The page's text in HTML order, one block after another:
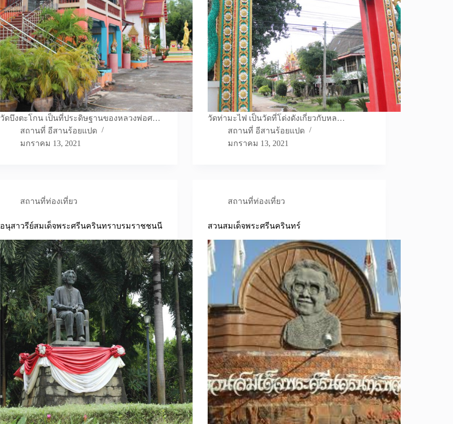
วัดบึงตะโกน เป็นที่ประดิษฐานของหลวงพ่อศ…
สถานที่ อีสานร้อยแปด
มกราคม 13, 2021
วัดท่ามะไฟ เป็นวัดที่โด่งดังเกี่ยวกับหล…
สถานที่ อีสานร้อยแปด
มกราคม 13, 2021
สถานที่ท่องเที่ยว
อนุสาวรีย์สมเด็จพระศรีนครินทราบรมราชชนนี
สถานที่ท่องเที่ยว
สวนสมเด็จพระศรีนครินทร์